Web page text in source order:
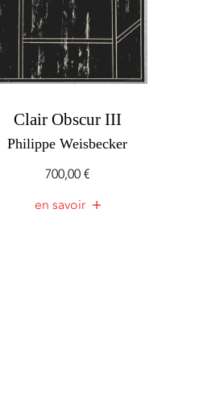
Clair Obscur III
Philippe Weisbecker
700,00€
en savoir